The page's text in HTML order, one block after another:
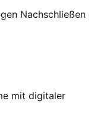
Nachschließen
mit digitaler